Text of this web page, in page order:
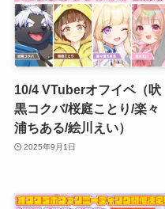
10/4 VTuberオフイベ（吠
黒コクバ/桜庭ことり/楽々
浦ちある/絵川えい）
2025年9月1日